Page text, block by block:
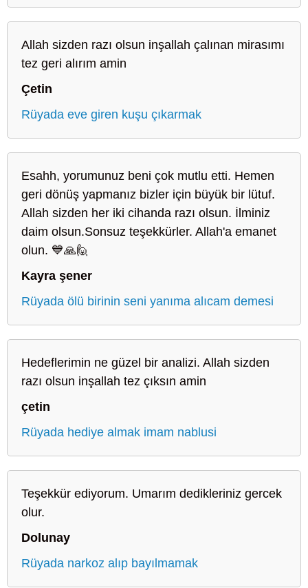
Allah sizden razı olsun inşallah çalınan mirasımı
tez geri alırım amin
Çetin
Rüyada eve giren kuşu çıkarmak
Esahh, yorumunuz beni çok mutlu etti. Hemen
geri dönüş yapmanız bizler için büyük bir lütuf.
Allah sizden her iki cihanda razı olsun. İlminiz
daim olsun.Sonsuz teşekkürler. Allah'a emanet
olun. 💙🙏🙋
Kayra şener
Rüyada ölü birinin seni yanıma alıcam demesi
Hedeflerimin ne güzel bir analizi. Allah sizden
razı olsun inşallah tez çıksın amin
çetin
Rüyada hediye almak imam nablusi
Teşekkür ediyorum. Umarım dedikleriniz gercek
olur.
Dolunay
Rüyada narkoz alıp bayılmamak